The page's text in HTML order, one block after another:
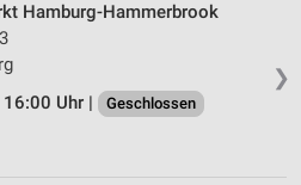
❯
Hamburg-Hammerbrook
Uhr |
Geschlossen